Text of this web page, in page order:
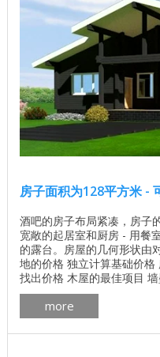
房子面积为128平方米 -
酒吧的房子布局紧凑，房子
宽敞的起居室和厨房 - 用餐
的露台。房屋的几何形状由
地的价格 独立计算基础价
找出价格 木屋的最佳项目
128.22平方米 生活区
平方米 墙体材料的体积
是可能的。 光束轮廓天然水
more